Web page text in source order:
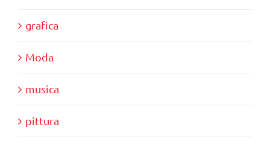
grafica
Moda
musica
pittura